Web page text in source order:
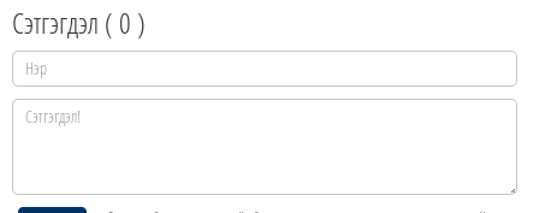
Сэтгэгдэл ( 0 )